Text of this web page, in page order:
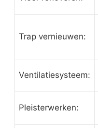
Trap vernieuwen:
Ventilatiesysteem:
Pleisterwerken: